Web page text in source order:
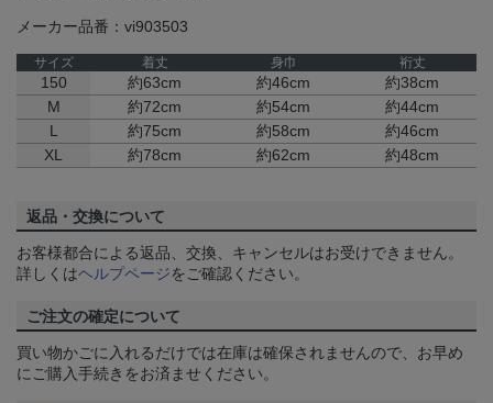
メーカー品番：vi903503
サイズ 着丈 身巾 裄丈
150 約63cm 約46cm
約38cm
M
約72cm 約54cm
約44cm
L
約75cm 約58cm
約46cm
XL
約78cm 約62cm 約48cm
返品・交換について
お客様都合による返品、交換、キャンセルはお受けできません。
詳しくはヘルプページをご確認ください。
ご注文の確定について
買い物かごに入れるだけでは在庫は確保されませんので、お早め
にご購入手続きをお済ませください。